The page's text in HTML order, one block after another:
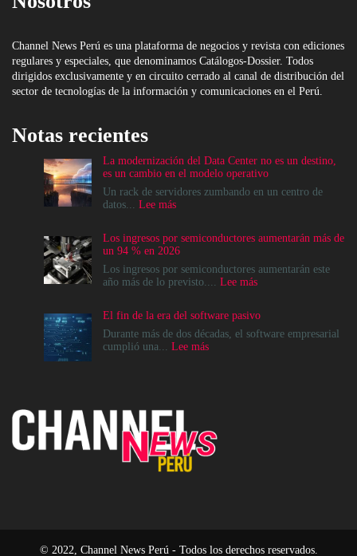
Channel News Perú es una plataforma de negocios y revista con ediciones
regulares y especiales, que denominamos Catálogos-Dossier. Todos
dirigidos exclusivamente y en circuito cerrado al canal de distribución del
sector de tecnologías de la información y comunicaciones en el Perú.
Notas recientes
La modernización del Data Center no es un destino,
es un cambio en el modelo operativo
Un rack de servidores zumbando en un centro de
datos... Lee más:
del
Data
Center
no
destino,
es
un
operativo
Los ingresos por semiconductores aumentarán más de
un 94 % en 2026
Los ingresos por semiconductores aumentarán este
año más de lo previsto.... Lee más:
por
semiconductores
El fin de la era del software pasivo
Durante más de dos décadas, el software empresarial
cumplió una... Lee más:
software
pasivo
© 2022, Channel News Perú - Todos los derechos reservados.